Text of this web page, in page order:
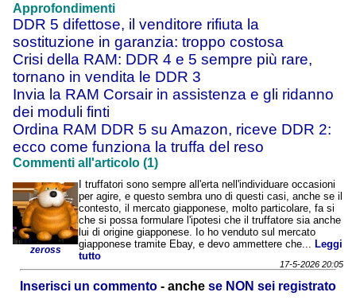
Approfondimenti
DDR 5 difettose, il venditore rifiuta la
sostituzione in garanzia: troppo costosa
Crisi della RAM: DDR 4 e 5 sempre più rare,
tornano in vendita le DDR 3
Invia la RAM Corsair in assistenza e gli ridanno
dei moduli finti
Ordina RAM DDR 5 su Amazon, riceve DDR 2:
ecco come funziona la truffa del reso
Commenti all'articolo (1)
zeross
I truffatori sono sempre all'erta nell'individuare occasioni
per agire, e questo sembra uno di questi casi, anche se il
contesto, il mercato giapponese, molto particolare, fa si
che si possa formulare l'ipotesi che il truffatore sia anche
lui di origine giapponese. Io ho venduto sul mercato
giapponese tramite Ebay, e devo ammettere che... Leggi
tutto
17-5-2026 20:05
Inserisci un commento - anche se NON sei registrato